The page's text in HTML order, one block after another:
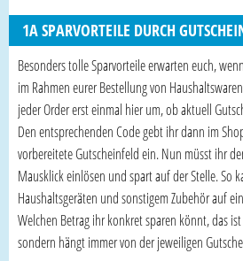
1A SPARVORTEILE DURCH
Besonders tolle Sparvorteile erwarten euch,
im Rahmen eurer Bestellung von
jeder Order erst einmal hier um, ob aktuell
Den entsprechenden Code gebt ihr dann im
vorbereitete Gutscheinfeld ein. Nun müsst ihr
Mausklick einlösen und spart auf der Stelle. So
Haushaltsgeräten und sonstigem Zubehör auf
Welchen Betrag ihr konkret sparen könnt, das
sondern hängt immer von der jeweiligen